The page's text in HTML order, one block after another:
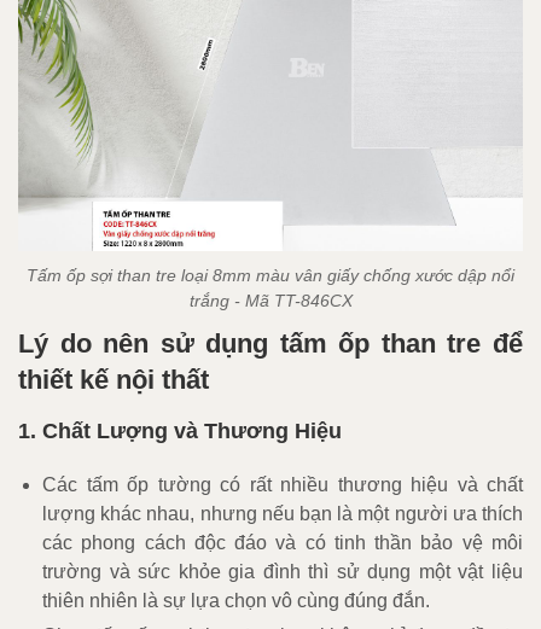
Tấm ốp sợi than tre loại 8mm màu vân giấy chống xước dập nổi
trắng - Mã TT-846CX
Lý do nên sử dụng tấm ốp than tre để
thiết kế nội thất
1. Chất Lượng và Thương Hiệu
Các tấm ốp tường có rất nhiều thương hiệu và chất
lượng khác nhau, nhưng nếu bạn là một người ưa thích
các phong cách độc đáo và có tinh thần bảo vệ môi
trường và sức khỏe gia đình thì sử dụng một vật liệu
thiên nhiên là sự lựa chọn vô cùng đúng đắn.